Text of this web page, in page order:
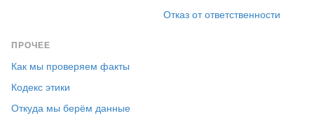
Отказ от ответственности
ПРОЧЕЕ
Как мы проверяем факты
Кодекс этики
Откуда мы берём данные